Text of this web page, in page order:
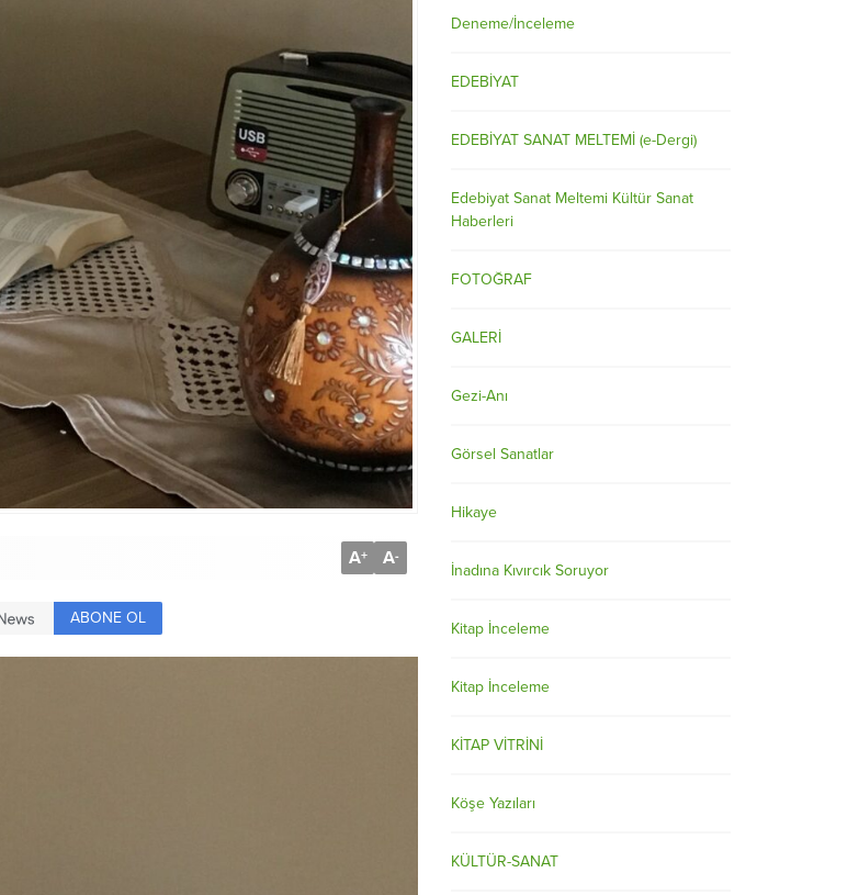
A+ A-
ABONE OL
Deneme/İnceleme
EDEBİYAT
EDEBİYAT SANAT MELTEMİ (e-Dergi)
Edebiyat Sanat Meltemi Kültür Sanat
Haberleri
FOTOĞRAF
GALERİ
Gezi-Anı
Görsel Sanatlar
Hikaye
İnadına Kıvırcık Soruyor
Kitap İnceleme
Kitap İnceleme
KİTAP VİTRİNİ
Köşe Yazıları
KÜLTÜR-SANAT